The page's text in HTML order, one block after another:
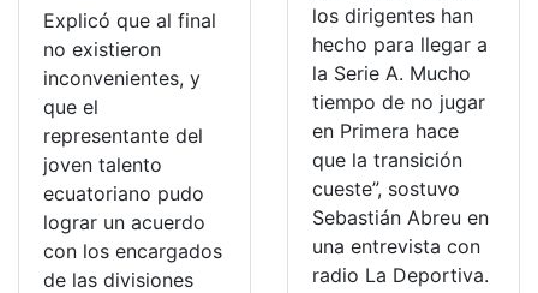
Explicó que al final
no existieron
inconvenientes, y
que el
representante del
joven talento
ecuatoriano pudo
lograr un acuerdo
con los encargados
de las divisiones
los dirigentes han
hecho para llegar a
la Serie A. Mucho
tiempo de no jugar
en Primera hace
que la transición
cueste”, sostuvo
Sebastián Abreu en
una entrevista con
radio La Deportiva.